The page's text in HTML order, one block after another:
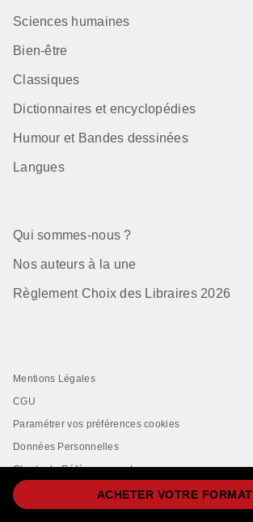
ACHETER VOTRE FORMAT
Sciences humaines
Bien-être
Classiques
Dictionnaires et encyclopédies
Humour et Bandes dessinées
Langues
Qui sommes-nous ?
Nos auteurs à la une
Règlement Choix des Libraires 2026
Mentions Légales
CGU
Paramétrer vos préférences cookies
Données Personnelles
Charte de Référencement